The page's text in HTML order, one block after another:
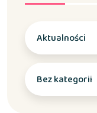
Aktualności
Bez kategorii